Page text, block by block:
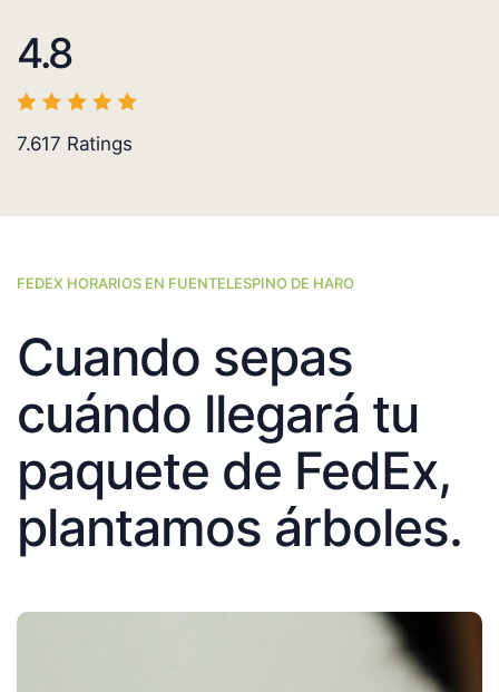
4.8
7.617 Ratings
FEDEX HORARIOS EN FUENTELESPINO DE HARO
Cuando sepas
cuándo llegará tu
paquete de FedEx,
plantamos árboles.